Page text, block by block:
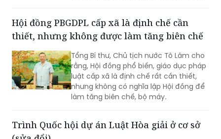
trình Thủ tướng Chính phủ.
Hội đồng PBGDPL cấp xã là định chế cần
thiết, nhưng không được làm tăng biên chế
Tổng Bí thư, Chủ tịch nước Tô Lâm cho
rằng, Hội đồng phổ biến, giáo dục pháp
luật cấp xã là định chế rất cần thiết,
nhưng không có nghĩa lập Hội đồng để
làm tăng biên chế, bộ máy.
Trình Quốc hội dự án Luật Hòa giải ở cơ sở